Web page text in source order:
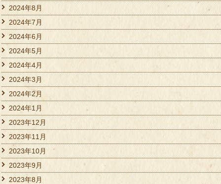
2024年8月
2024年7月
2024年6月
2024年5月
2024年4月
2024年3月
2024年2月
2024年1月
2023年12月
2023年11月
2023年10月
2023年9月
2023年8月